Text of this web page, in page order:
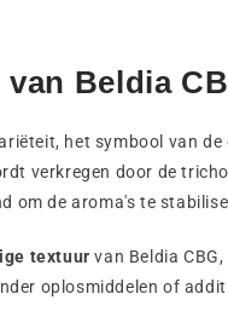
Beldia
het symbool van
verkregen door de
om de aroma's te
textuur van Beldia
oplosmiddelen of